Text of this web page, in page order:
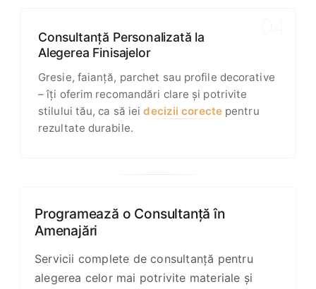
04
Consultanță Personalizată la
Alegerea Finisajelor
Gresie, faianță, parchet sau profile decorative
– îți oferim recomandări clare și potrivite
stilului tău, ca să ieidecizii corectepentru
rezultate durabile.
Programează o Consultanță în
Amenajări
Servicii complete de consultanță pentru
alegerea celor mai potrivite materiale și